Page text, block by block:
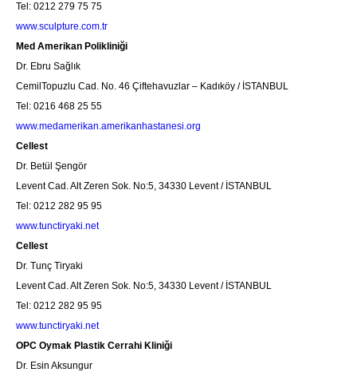
Tel: 0212 279 75 75
www.sculpture.com.tr
Med Amerikan Polikliniği
Dr. Ebru Sağlık
CemilTopuzlu Cad. No. 46 Çiftehavuzlar – Kadıköy / İSTANBUL
Tel: 0216 468 25 55
www.medamerikan.amerikanhastanesi.org
Cellest
Dr. Betül Şengör
Levent Cad. Alt Zeren Sok. No:5, 34330 Levent / İSTANBUL
Tel: 0212 282 95 95
www.tunctiryaki.net
Cellest
Dr. Tunç Tiryaki
Levent Cad. Alt Zeren Sok. No:5, 34330 Levent / İSTANBUL
Tel: 0212 282 95 95
www.tunctiryaki.net
OPC Oymak Plastik Cerrahi Kliniği
Dr. Esin Aksungur